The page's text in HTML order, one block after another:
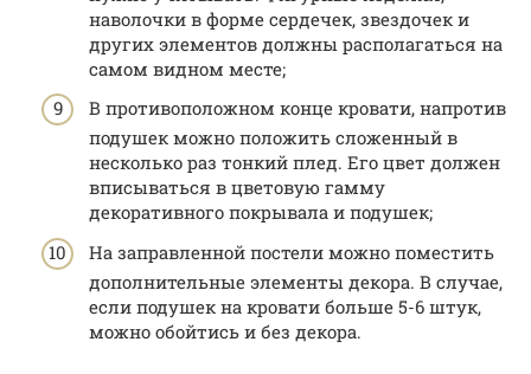
наволочки в форме сердечек, звездочек и
других элементов должны располагаться на
самом видном месте;
В противоположном конце кровати, напротив
подушек можно положить сложенный в
несколько раз тонкий плед. Его цвет должен
вписываться в цветовую гамму
декоративного покрывала и подушек;
На заправленной постели можно поместить
дополнительные элементы декора. В случае,
если подушек на кровати больше 5-6 штук,
можно обойтись и без декора.